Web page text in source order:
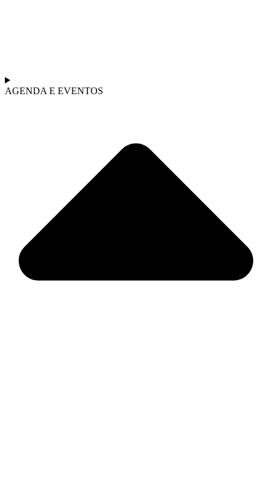
AGENDA E EVENTOS